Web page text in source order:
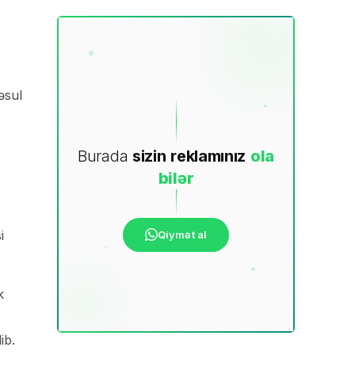
Burada sizin reklamınız ola
bilər
Qiymət al